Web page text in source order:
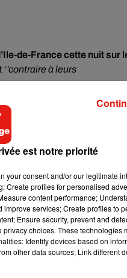
de-France cette nuit sur
‘’contraire à leurs
lundi soir à Paris
à Tolbiac.
Ile-de-France.A
la proviseure du lycée
et intérêts.Et ce pour avoir
a fait irruption dans une
interpellé.
est notre priorité
your consent and/or our legitimate
Create profiles for personalised
content performance;
services; Create profiles to
Ensure security, prevent and
choices. These technologies
Identify devices based on
other data sources; Link different